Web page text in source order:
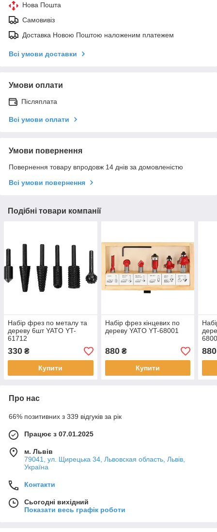
Нова Пошта
Самовивіз
Доставка Новою Поштою наложеним платежем
Всі умови доставки
Умови оплати
Післяплата
Всі умови оплати
Умови повернення
Повернення товару впродовж 14 днів за домовленістю
Всі умови повернення
Подібні товари компанії
Набір фрез по металу та
дереву 6шт YATO YT-
61712
330 ₴
Купити
Набір фрез кінцевих по
дереву YATO YT-68001
880₴
Купити
880
Про нас
66% позитивних з 339 відгуків за рік
Працює з 07.01.2025
м. Львів
79041, ул. Щирецька 34, Львовская область, Львів,
Україна
Контакти
Сьогодні вихідний
Показати весь графік роботи